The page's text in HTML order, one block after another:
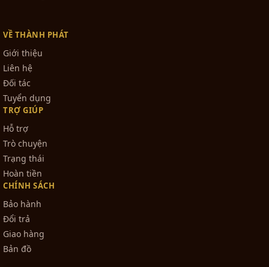
VỀ THÀNH PHÁT
Giới thiệu
Liên hệ
Đối tác
Tuyển dụng
TRỢ GIÚP
Hỗ trợ
Trò chuyện
Trạng thái
Hoàn tiền
CHÍNH SÁCH
Bảo hành
Đổi trả
Giao hàng
Bản đồ